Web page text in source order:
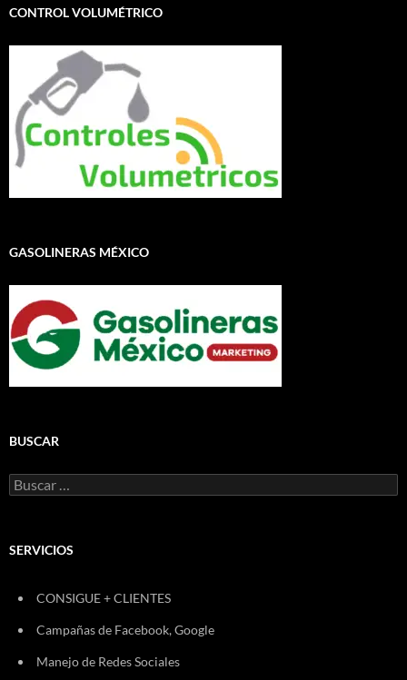
CONTROL VOLUMÉTRICO
GASOLINERAS MÉXICO
BUSCAR
Buscar:
SERVICIOS
CONSIGUE + CLIENTES
Campañas de Facebook, Google
Manejo de Redes Sociales